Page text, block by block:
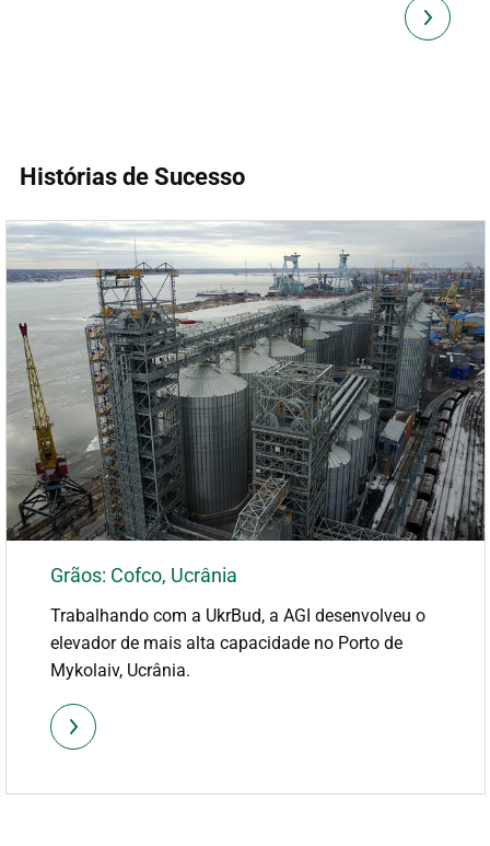
Histórias de Sucesso
Grãos: Cofco, Ucrânia
Trabalhando com a UkrBud, a AGI desenvolveu o
elevador de mais alta capacidade no Porto de
Mykolaiv, Ucrânia.